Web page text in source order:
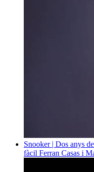
Snooker | Dos anys
fàcil Ferran Casas i